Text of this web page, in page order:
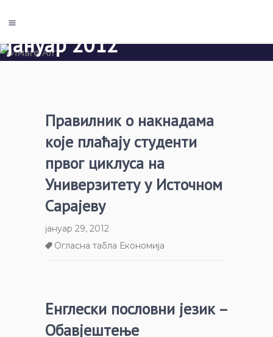
јануар 2012
Правилник о накнадама
које плаћају студенти
првог циклуса на
Универзитету у Источном
Сарајеву
јануар 29, 2012
Огласна табла Економија
Енглески пословни језик –
Обавјештење